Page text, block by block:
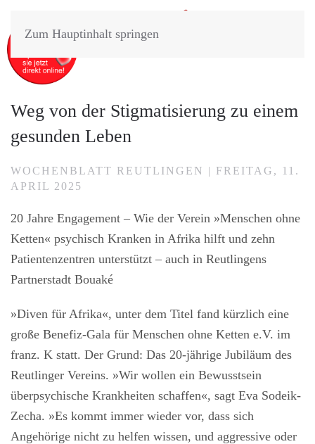
Zum Hauptinhalt springen
Weg von der Stigmatisierung zu einem
gesunden Leben
WOCHENBLATT REUTLINGEN | FREITAG, 11.
APRIL 2025
20 Jahre Engagement – Wie der Verein »Menschen ohne
Ketten« psychisch Kranken in Afrika hilft und zehn
Patientenzentren unterstützt – auch in Reutlingens
Partnerstadt Bouaké
»Diven für Afrika«, unter dem Titel fand kürzlich eine
große Benefiz-Gala für Menschen ohne Ketten e.V. im
franz. K statt. Der Grund: Das 20-jährige Jubiläum des
Reutlinger Vereins. »Wir wollen ein Bewusstsein
überpsychische Krankheiten schaffen«, sagt Eva Sodeik-
Zecha. »Es kommt immer wieder vor, dass sich
Angehörige nicht zu helfen wissen, und aggressive oder